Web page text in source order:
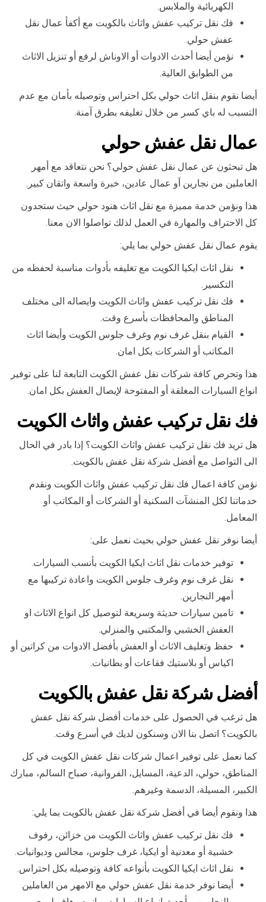
الكهربائية والملابس.
فك نقل تركيب عفش واثاث بالكويت مع أكفأ عمال نقل
عفش حولي.
نؤمن أيضا أحدث الادوات أو الاوناش لرفع أو تنزيل الاثاث
من الطوابق العالية.
أيضا نقوم بنقل اثاث حولي بكل احتراس وتوصيله بأمان مع عدم
التسبب له باي كسر من خلال تغليفه بطرق آمنة.
عمال نقل عفش حولي
هل تبحثون عن عمال نقل عفش حولي؟ نحن نتعاقد مع أمهر
العاملين من نجارين أو عمال عادين، خبرة واسعة واتقان كبير.
هذا ونؤمن خدمة مميزة مع نقل اثاث هنود حولي حيث ستجدون
كل الاحتراف والمهارة في العمل لذلك تواصلوا الان معنا.
يقوم عمال نقل عفش حولي بما يلي:
نقل اثاث ايكيا الكويت مع تغليفه بأدوات مناسبة لحفظه من
التكسير.
فك نقل تركيب عفش واثاث الكويت وايصاله الى مختلف
المناطق والمحافظات بأسرع وقت.
القيام بنقل غرف نوم وغرف جلوس الكويت وأيضا اثاث
المكاتب أو الشركات بكل امان.
هذا وتحرص كافة شركات نقل عفش الكويت التابعة لنا على توفير
انواع السيارات المغلقة أو المفتوحة لإيصال العفش بكل امان.
فك نقل تركيب عفش واثاث الكويت
هل تريد فك نقل تركيب عفش واثاث الكويت؟ إذا بادر في الحال
الى التواصل مع أفضل شركة نقل عفش بالكويت.
نؤمن كافة اعمال فك نقل تركيب عفش واثاث الكويت ونقدم
خدماتنا لكل المنشآت السكنية أو الشركات أو المكاتب أو
المعامل.
أيضا نوفر نقل عفش حولي بحيث نعمل على:
توفير خدمات نقل اثاث ايكيا الكويت بأنسب السيارات.
نقل غرف نوم وغرف جلوس الكويت واعادة تركيبها مع
أمهر النجارين.
تامين سيارات حديثة وسريعة لتوصيل كل انواع الاثاث او
العفش الخشبي والمكتبي والمنزلي.
حفظ وتغليف الاثاث أو العفش بأفضل الادوات من كراتين أو
اكياس أو بلاستيك فقاعات أو بطانيات.
أفضل شركة نقل عفش بالكويت
هل ترغب في الحصول على خدمات أفضل شركة نقل عفش
بالكويت؟ اتصل بنا الان وسنكون لديك في أسرع وقت.
كما نعمل على توفير اعمال شركات نقل عفش الكويت في كل
المناطق، حولي، الدعية، المسايل، الفروانية، صباح السالم، مبارك
الكبير، المسيلة، الدسمة وغيرهم.
هذا ونقوم أيضا في أفضل شركة نقل عفش بالكويت بما يلي:
فك نقل تركيب عفش واثاث الكويت من خزائن، رفوف
خشبية أو معدنية أو ايكيا، غرف جلوس، مجالس وديوانيات.
نقل اثاث ايكيا الكويت بأنواعه كافة وتوصيله بكل احتراس.
أيضا نوفر خدمة نقل عفش حولي مع الامهر من العاملين